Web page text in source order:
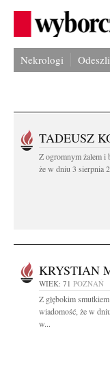
Nekrologi Odeszli
TADEUSZ
Z ogromnym żalem i
że w dniu 3 sierpnia
KRYSTIAN
WIEK: 71 POZNAŃ
Z głębokim
wiadomość, że w
w...